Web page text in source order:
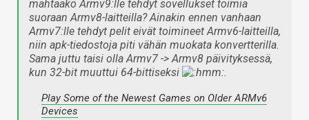
mahtaako Armv9:lle tehdyt sovellukset toimia
suoraan Armv8-laitteilla? Ainakin ennen vanhaan
Armv7:lle tehdyt pelit eivät toimineet Armv6-laitteilla,
niin apk-tiedostoja piti vähän muokata konvertterilla.
Sama juttu taisi olla Armv7 -> Armv8 päivityksessä,
kun 32-bit muuttui 64-bittiseksi
.
Play Some of the Newest Games on Older ARMv6
Devices